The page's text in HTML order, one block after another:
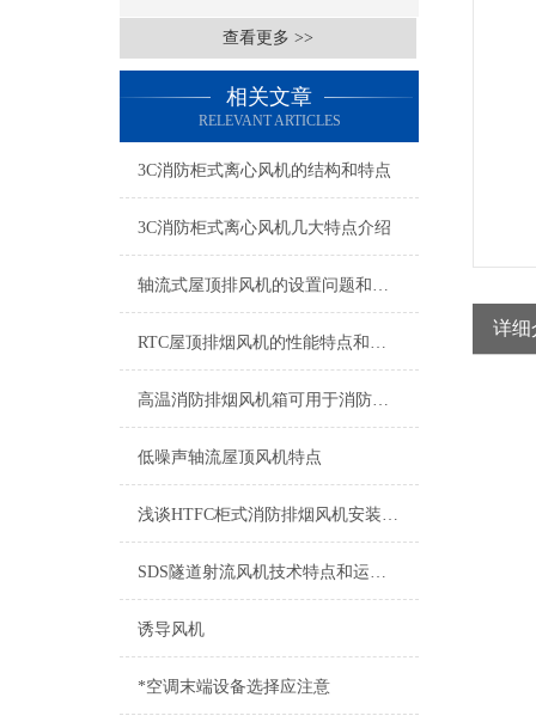
查看更多 >>
相关文章
RELEVANT ARTICLES
3C消防柜式离心风机的结构和特点
3C消防柜式离心风机几大特点介绍
轴流式屋顶排风机的设置问题和安装事项
RTC屋顶排烟风机的性能特点和优势介绍
高温消防排烟风机箱可用于消防排烟等介质的气体使用
低噪声轴流屋顶风机特点
浅谈HTFC柜式消防排烟风机安装注意事项
SDS隧道射流风机技术特点和运行维护
诱导风机
*空调末端设备选择应注意
详细